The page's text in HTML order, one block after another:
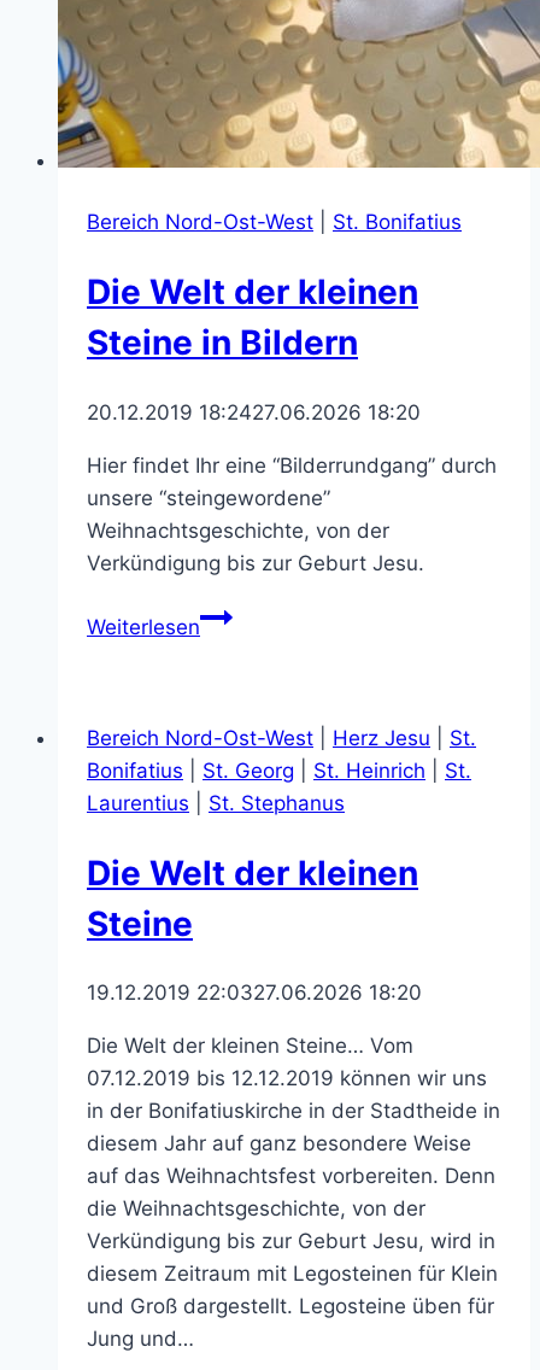
Bereich Nord-Ost-West St. Bonifatius
Die Welt der kleinen
Steine in Bildern
20.12.2019 18:2427.06.2026 18:20
Hier findet Ihr eine “Bilderrundgang” durch
unsere “steingewordene”
Weihnachtsgeschichte, von der
Verkündigung bis zur Geburt Jesu.
WeiterlesenDie
Steine
in
Bildern
Bereich Nord-Ost-West Herz Jesu
St.
Bonifatius
St. Georg St. Heinrich
St.
Laurentius
St. Stephanus
Die Welt der kleinen
Steine
19.12.2019 22:0327.06.2026 18:20
Die Welt der kleinen Steine… Vom
07.12.2019 bis 12.12.2019 können wir uns
in der Bonifatiuskirche in der Stadtheide in
diesem Jahr auf ganz besondere Weise
auf das Weihnachtsfest vorbereiten. Denn
die Weihnachtsgeschichte, von der
Verkündigung bis zur Geburt Jesu, wird in
diesem Zeitraum mit Legosteinen für Klein
und Groß dargestellt. Legosteine üben für
Jung und…